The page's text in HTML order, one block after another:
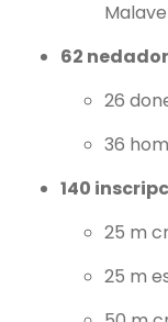
62
26
36
140
25 m
25 m